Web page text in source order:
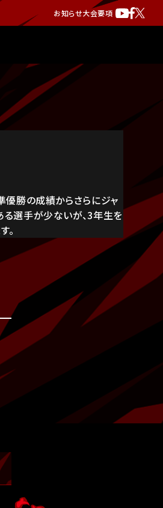
お知らせ大会要項
優勝の成績からさらにジャ
る選手が少ないが、3年生を
。